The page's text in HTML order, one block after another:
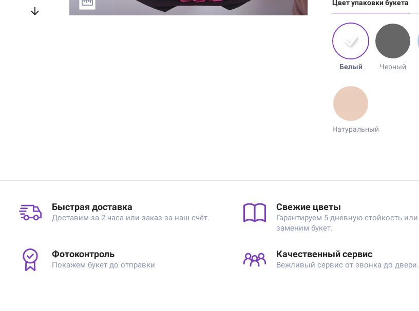
Цвет упаковки букета
Белый Черный
Натуральный
Быстрая доставка
Доставим за 2 часа или заказ за наш счёт.
Свежие цветы
Гарантируем 5-дневную стойкость или
заменим букет.
Фотоконтроль
Покажем букет до отправки
Качественный сервис
Вежливый сервис от звонка до двери.